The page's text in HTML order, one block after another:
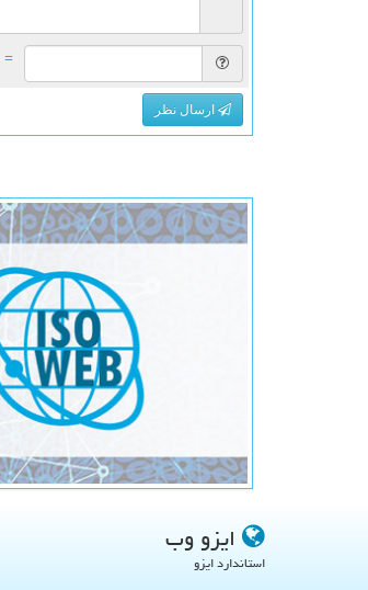
= ۲ بعلاوه ۲
ارسال نظر
ایزو وب
استاندارد ایزو